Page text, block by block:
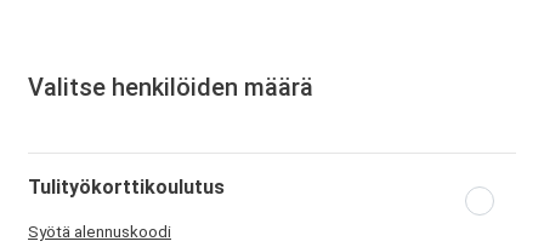
Valitse henkilöiden määrä
Tulityökorttikoulutus
Syötä alennuskoodi